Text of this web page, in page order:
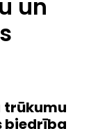
un
trūkumu
biedrība